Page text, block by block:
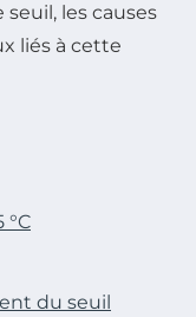
les causes
liés à cette
°C
du seuil